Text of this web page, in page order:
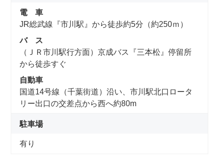
電 車
JR総武線『市川駅』から徒歩約5分（約250ｍ）
バ ス
（ＪＲ市川駅行方面）京成バス『三本松』停留所
から徒歩すぐ
自動車
国道14号線（千葉街道）沿い、市川駅北口ロータ
リー出口の交差点から西へ約80m
駐車場
有り